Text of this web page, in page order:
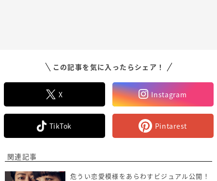
この記事を気に入ったらシェア！
X Instagram
TikTok Pintarest
関連記事
危うい恋愛模様をあらわすビジュアル公開！